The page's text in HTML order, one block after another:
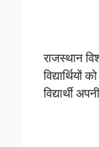
राजस्थान
विद्यार्थी